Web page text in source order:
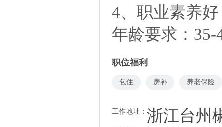
4、职业素养
年龄要求：35-
职位福利
包住 房补 养老保险
工作地址： 浙江台州